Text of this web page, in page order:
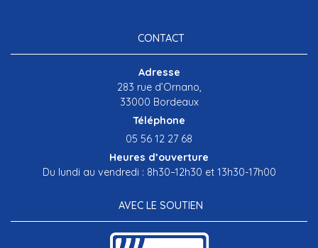
CONTACT
Adresse
283 rue d’Ornano,
33000 Bordeaux
Téléphone
05 56 12 27 68
Heures d’ouverture
Du lundi au vendredi : 8h30–12h30 et 13h30-17h00
AVEC LE SOUTIEN